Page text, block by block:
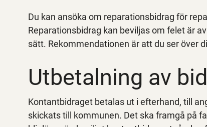
Du kan ansöka om reparationsbidrag för
Reparationsbidrag kan beviljas om felet är
sätt. Rekommendationen är att du ser över
Utbetalning av
Kontantbidraget betalas ut i efterhand, till
skickats till kommunen. Det ska framgå på